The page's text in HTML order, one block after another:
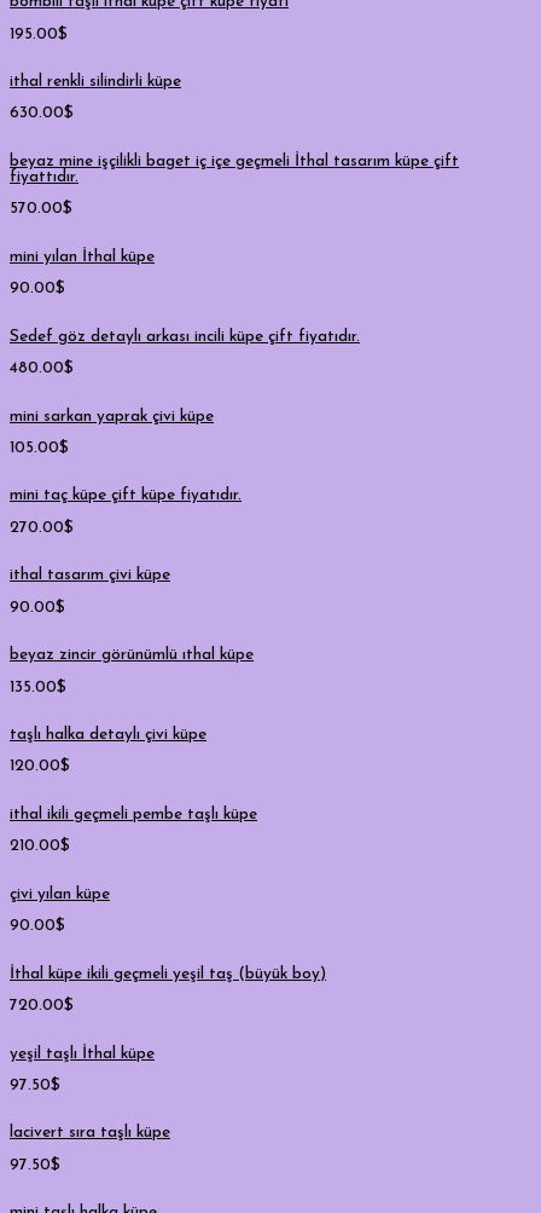
195.00$
ithal renkli silindirli küpe
630.00$
beyaz mine işçilikli baget iç içe geçmeli İthal tasarım küpe çift
fiyattıdır.
570.00$
mini yılan İthal küpe
90.00$
Sedef göz detaylı arkası incili küpe çift fiyatıdır.
480.00$
mini sarkan yaprak çivi küpe
105.00$
mini taç küpe çift küpe fiyatıdır.
270.00$
ithal tasarım çivi küpe
90.00$
beyaz zincir görünümlü ıthal küpe
135.00$
taşlı halka detaylı çivi küpe
120.00$
ithal ikili geçmeli pembe taşlı küpe
210.00$
çivi yılan küpe
90.00$
İthal küpe ikili geçmeli yeşil taş (büyük boy)
720.00$
yeşil taşlı İthal küpe
97.50$
lacivert sıra taşlı küpe
97.50$